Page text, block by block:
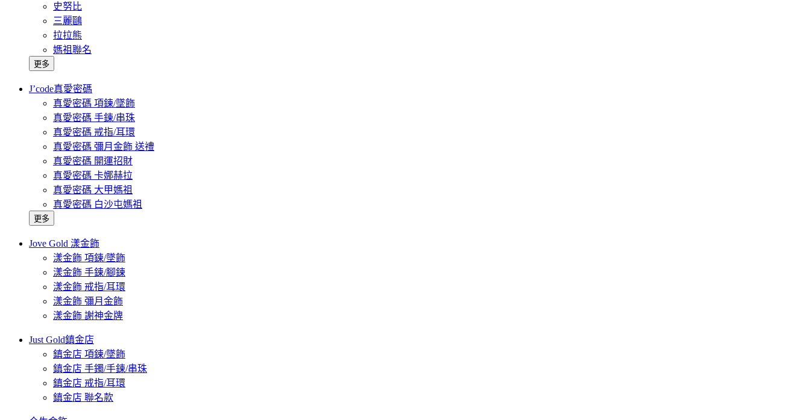
史努比
三麗鷗
拉拉熊
媽祖聯名
更多
J’code真愛密碼
真愛密碼 項鍊/墜飾
真愛密碼 手鍊/串珠
真愛密碼 戒指/耳環
真愛密碼 彌月金飾 送禮
真愛密碼 開運招財
真愛密碼 卡娜赫拉
真愛密碼 大甲媽祖
真愛密碼 白沙屯媽祖
更多
Jove Gold 漾金飾
漾金飾 項鍊/墜飾
漾金飾 手鍊/腳鍊
漾金飾 戒指/耳環
漾金飾 彌月金飾
漾金飾 謝神金牌
Just Gold鎮金店
鎮金店 項鍊/墜飾
鎮金店 手鐲/手鍊/串珠
鎮金店 戒指/耳環
鎮金店 聯名款